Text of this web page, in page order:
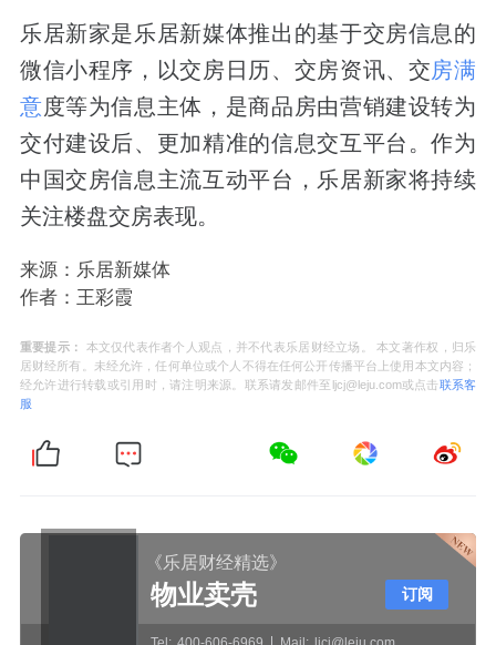
乐居新家是乐居新媒体推出的基于交房信息的
微信小程序，以交房日历、交房资讯、交房满
意度等为信息主体，是商品房由营销建设转为
交付建设后、更加精准的信息交互平台。作为
中国交房信息主流互动平台，乐居新家将持续
关注楼盘交房表现。
来源：乐居新媒体
作者：王彩霞
重要提示：
本文仅代表作者个人观点，并不代表乐居财经立场。 本文著作权，归乐
居财经所有。未经允许，任何单位或个人不得在任何公开传播平台上使用本文内容；
经允许进行转载或引用时，请注明来源。联系请发邮件至ljcj@leju.com或点击联系客
服
《乐居财经精选》
物业卖壳 订阅